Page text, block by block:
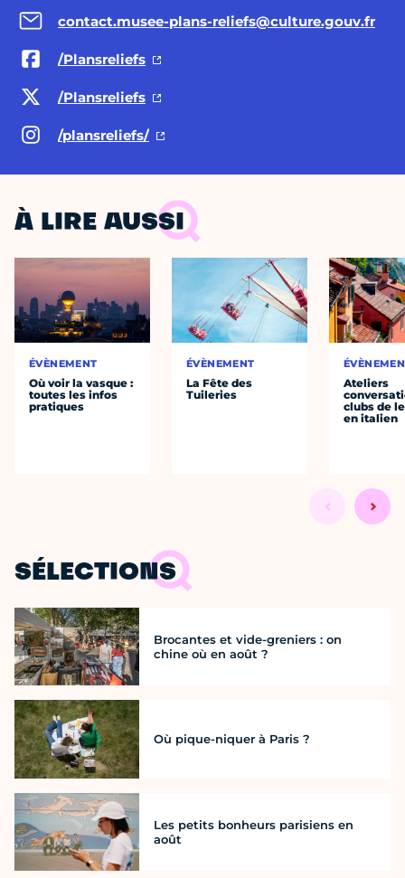
contact.musee-plans-reliefs@culture.gouv.fr
/Plansreliefs
/Plansreliefs
/plansreliefs/
À LIRE AUSSI
ÉVÈNEMENT
Où voir la vasque :
toutes les infos
pratiques
ÉVÈNEMENT
La Fête des
Tuileries
Ateliers
clubs de
en italien
SÉLECTIONS
Brocantes et vide-greniers : on
chine où en août ?
Où pique-niquer à Paris ?
Les petits bonheurs parisiens en
août